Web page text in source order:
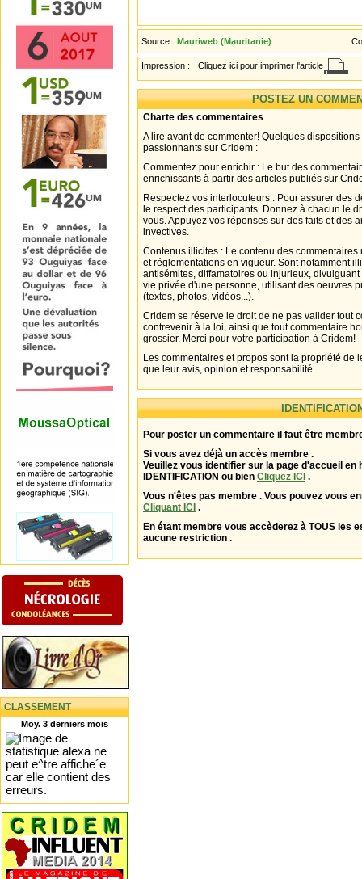
CLASSEMENT
Moy. 3 derniers mois
Source : Mauriweb (Mauritanie)
Impression : Cliquez ici pour imprimer l'article
POSTEZ UN
Charte des commentaires
A lire avant de commenter! Quelques
passionnants sur Cridem :
Commentez pour enrichir : Le but des
enrichissants à partir des articles publiés sur
Respectez vos interlocuteurs : Pour assurer des
le respect des participants. Donnez à chacun le
vous. Appuyez vos réponses sur des faits et des
invectives.
Contenus illicites : Le contenu des
et réglementations en vigueur. Sont notamment
antisémites, diffamatoires ou injurieux,
vie privée d'une personne, utilisant des oeuvres
(textes, photos, vidéos...).
Cridem se réserve le droit de ne pas valider tout
contrevenir à la loi, ainsi que tout commentaire
grossier. Merci pour votre participation à Cridem!
Les commentaires et propos sont la propriété de
que leur avis, opinion et responsabilité.
Pour poster un commentaire il faut être
Si vous avez déjà un accès membre .
Veuillez vous identifier sur la page d'accueil en
IDENTIFICATION ou bien Cliquez ICI .
Vous n'êtes pas membre . Vous pouvez vous
Cliquant ICI .
En étant membre vous accèderez à TOUS les
aucune restriction .